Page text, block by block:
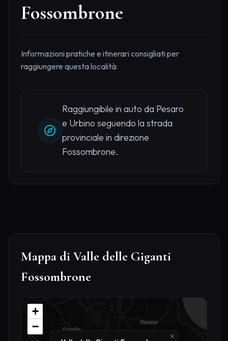
Fossombrone
Informazioni pratiche e itinerari consigliati per
raggiungere questa località:
Raggiungibile in auto da Pesaro
e Urbino seguendo la strada
provinciale in direzione
Fossombrone.
Mappa di Valle delle Giganti
Fossombrone
×
+
−